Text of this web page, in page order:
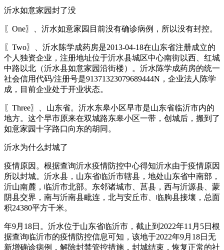
沂水如意家园封了没
〖One〗、沂水如意家园目前没有确诊病例，所以没有封控。
〖Two〗、沂水陈学成药房是2013-04-18在山东省注册成立的
个人独资企业，注册地址位于沂水县城区中心南街以西、红城
中路以北（沂水县如意家园沿街楼）。沂水陈学成药房的统一
社会信用代码/注册号是91371323079689444N，企业法人陈学
成，目前企业处于开业状态。
〖Three〗、山东省。沂水东皋小区早市是山东省临沂市内的
地方。这个早市原来在双城路东皋小区一带，创城后，搬到了
如意家园十字路口向东的胡同。
沂水为什么封城了
疫情原因。根据查询沂水疫情防控中心得知沂水由于疫情原因
所以封城。沂水县，山东省临沂市辖县，地处山东省中南部，
沂山南麓，临沂市北部。东邻诸城市、莒县，西与沂源县、蒙
阴县交界，南与沂南县毗连，北与安丘市、临朐县接壤，总面
积24380平方千米。
年9月18日。沂水位于山东省临沂市，截止到2022年11月5日根
据查询临沂市的疫情防控信息可知，该地于2022年9月18日无
新增确诊病例，解除封禁管控措施，封城结束，恢复正常的社